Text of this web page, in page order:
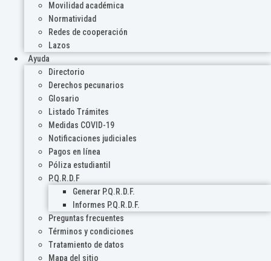
Movilidad académica
Normatividad
Redes de cooperación
Lazos
Ayuda
Directorio
Derechos pecunarios
Glosario
Listado Trámites
Medidas COVID-19
Notificaciones judiciales
Pagos en línea
Póliza estudiantil
P.Q.R.D.F
Generar P.Q.R.D.F.
Informes P.Q.R.D.F.
Preguntas frecuentes
Términos y condiciones
Tratamiento de datos
Mapa del sitio